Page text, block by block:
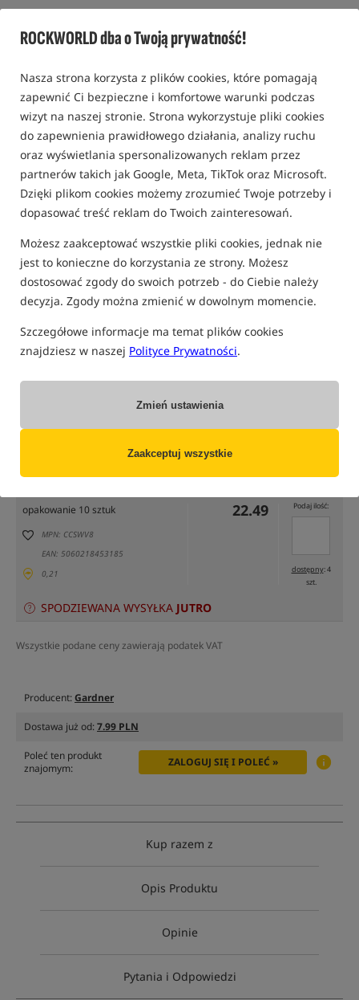
ROCKWORLD dba o Twoją prywatność!
Nasza strona korzysta z plików cookies, które pomagają
zapewnić Ci bezpieczne i komfortowe warunki podczas
wizyt na naszej stronie. Strona wykorzystuje pliki cookies
do zapewnienia prawidłowego działania, analizy ruchu
oraz wyświetlania spersonalizowanych reklam przez
partnerów takich jak Google, Meta, TikTok oraz Microsoft.
Dzięki plikom cookies możemy zrozumieć Twoje potrzeby i
dopasować treść reklam do Twoich zainteresowań.
Możesz zaakceptować wszystkie pliki cookies, jednak nie
jest to konieczne do korzystania ze strony. Możesz
dostosować zgody do swoich potrzeb - do Ciebie należy
decyzja. Zgody można zmienić w dowolnym momencie.
Szczegółowe informacje ma temat plików cookies
znajdziesz w naszej Polityce Prywatności.
Zmień ustawienia
Zaakceptuj wszystkie
0,0
(część opcji mogła zostać ukryta przez wybrany sposób filtrowania)
Opcja Cena PLN Ilość
opakowanie 10 sztuk
MPN: CCSWV8
EAN: 5060218453185
0,21
22.49 Podaj ilość:
dostępny: 4
szt.
SPODZIEWANA WYSYŁKA JUTRO
Wszystkie podane ceny zawierają podatek VAT
Producent:Gardner
Dostawa już od:7.99 PLN
Poleć ten produkt
znajomym:
ZALOGUJ SIĘ I POLEĆ »
Kup razem z
Opis Produktu
Opinie
Pytania i Odpowiedzi